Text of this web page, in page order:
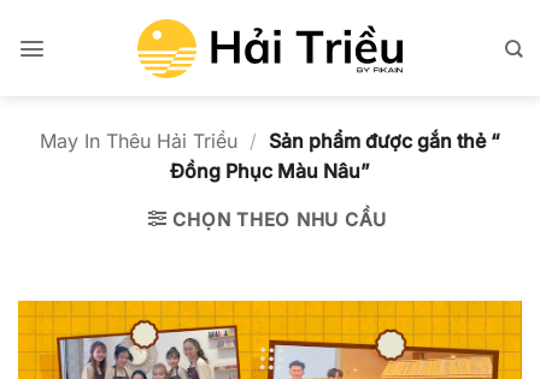
qua
May In Thêu Hải Triều / Sản phẩm được gắn thẻ “
Đồng Phục Màu Nâu”
CHỌN THEO NHU CẦU